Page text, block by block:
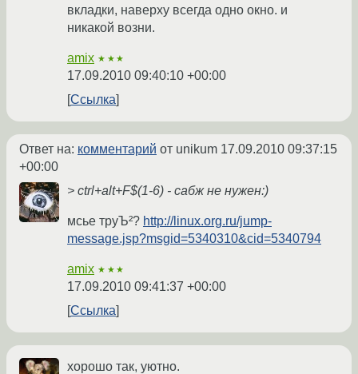
вкладки, наверху всегда одно окно. и
никакой возни.
amix ★★★
17.09.2010 09:40:10 +00:00
Ссылка
Ответ на: комментарий от unikum 17.09.2010 09:37:15
+00:00
> ctrl+alt+F$(1-6) - сабж не нужен:)
мсье труЪ²? http://linux.org.ru/jump-
message.jsp?msgid=5340310&cid=5340794
amix ★★★
17.09.2010 09:41:37 +00:00
Ссылка
хорошо так, уютно.